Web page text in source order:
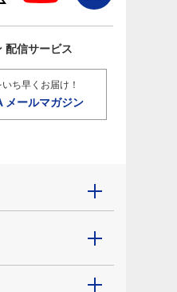
配信サービス
ち早くお届け！
メールマガジン